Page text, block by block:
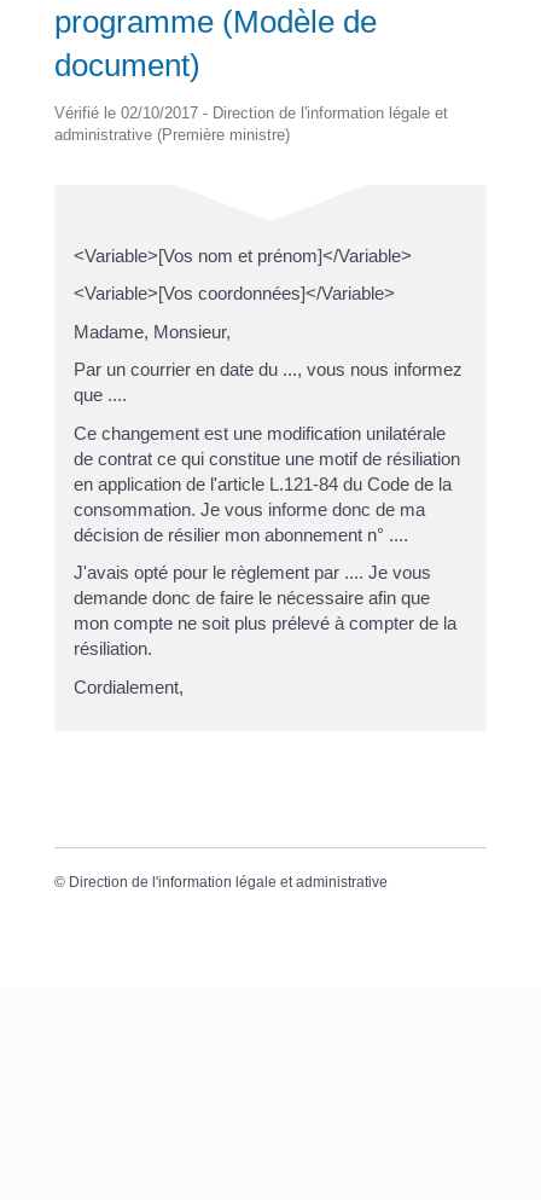
programme (Modèle de
document)
Vérifié le 02/10/2017 - Direction de l'information légale et
administrative (Première ministre)
<Variable>[Vos nom et prénom]</Variable>
<Variable>[Vos coordonnées]</Variable>
Madame, Monsieur,
Par un courrier en date du ..., vous nous informez
que ....
Ce changement est une modification unilatérale
de contrat ce qui constitue une motif de résiliation
en application de l'article L.121-84 du Code de la
consommation. Je vous informe donc de ma
décision de résilier mon abonnement n° ....
J'avais opté pour le règlement par .... Je vous
demande donc de faire le nécessaire afin que
mon compte ne soit plus prélevé à compter de la
résiliation.
Cordialement,
© Direction de l'information légale et administrative